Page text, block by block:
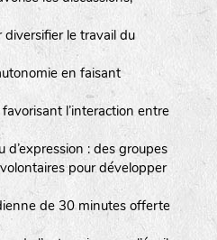
diversifier le travail du
en faisant
l’interaction entre
d’expression : des groupes
pour développer
de 30 minutes offerte